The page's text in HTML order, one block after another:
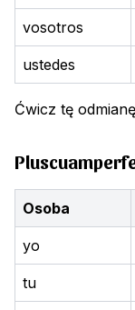
vosotros
ustedes
Ćwicz tę odmianę
Osoba
yo
tu